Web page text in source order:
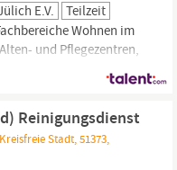
E.V.
Teilzeit
Wohnen im
und Pflegezentren,
mit
Alten- und
Position: Fachkraft
Your...
Reinigungsdienst
Stadt, 51373,